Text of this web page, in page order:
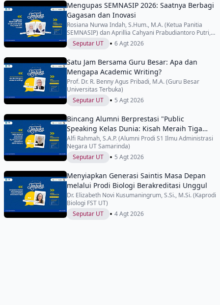
Mengupas SEMNASIP 2026: Saatnya Berbagi
Gagasan dan Inovasi
Rosiana Nurwa Indah, S.Hum., M.A. (Ketua Panitia
SEMNASIP) dan Aprillia Cahyani Prabudiantoro Putri,
S.Sos., M.Si. (Wakil Ketua Panitia SEMNASIP)
Seputar UT • 6 Agt 2026
Satu Jam Bersama Guru Besar: Apa dan
Mengapa Academic Writing?
Prof. Dr. R. Benny Agus Pribadi, M.A. (Guru Besar
Universitas Terbuka)
Seputar UT
• 5 Agt 2026
Bincang Alumni Berprestasi "Public
Speaking Kelas Dunia: Kisah Meraih Tiga
Penghargaan Internasional di IYEN
Malaysia"
Alfi Rahmah, S.A.P. (Alumni Prodi S1 Ilmu Administrasi
Negara UT Samarinda)
Seputar UT
• 5 Agt 2026
Menyiapkan Generasi Saintis Masa Depan
melalui Prodi Biologi Berakreditasi Unggul
Dr. Elizabeth Novi Kusumaningrum, S.Si., M.Si. (Kaprodi
Biologi FST UT)
Seputar UT
• 4 Agt 2026